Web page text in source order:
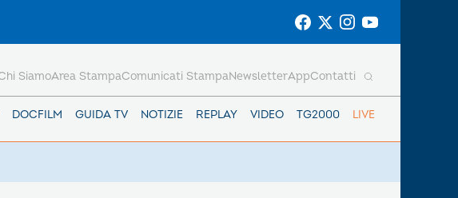
DOCFILM GUIDA TV NOTIZIE REPLAY VIDEO TG2000 LIVE
SiamoArea StampaComunicati StampaNewsletterAppContatti